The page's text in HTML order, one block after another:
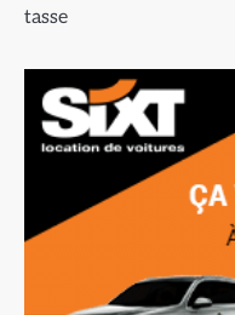
tasse